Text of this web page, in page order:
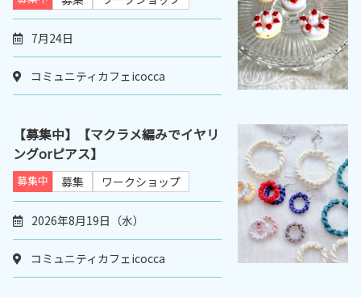
7月24日
コミュニティカフェicocca
【募集中】【マクラメ編みでイヤリ
ングorピアス】
募集中 募集 ワークショップ
2026年8月19日（水）
コミュニティカフェicocca